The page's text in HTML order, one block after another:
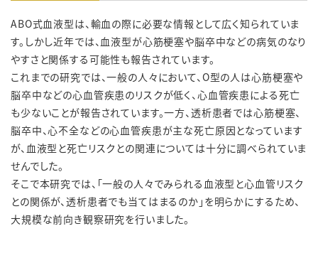
ABO式血液型は、輸血の際に必要な情報として広く知られていま
す。しかし近年では、血液型が心筋梗塞や脳卒中などの病気のなり
やすさと関係する可能性も報告されています。
これまでの研究では、一般の人々において、O型の人は心筋梗塞や
脳卒中などの心血管疾患のリスクが低く、心血管疾患による死亡
も少ないことが報告されています。一方、透析患者では心筋梗塞、
脳卒中、心不全などの心血管疾患が主な死亡原因となっています
が、血液型と死亡リスクとの関連については十分に調べられていま
せんでした。
そこで本研究では、「一般の人々でみられる血液型と心血管リスク
との関係が、透析患者でも当てはまるのか」を明らかにするため、
大規模な前向き観察研究を行いました。